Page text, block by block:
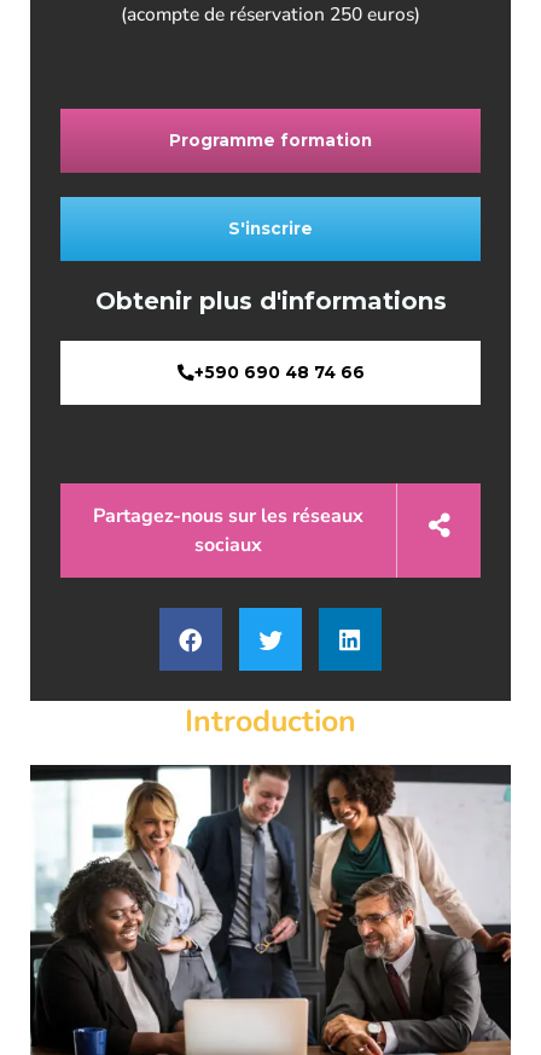
Introduction
(acompte de réservation 250 euros)
Programme formation
S'inscrire
Obtenir plus d'informations
+590 690 48 74 66
Partagez-nous sur les réseaux
sociaux